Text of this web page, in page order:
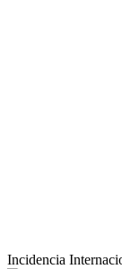
Incidencia